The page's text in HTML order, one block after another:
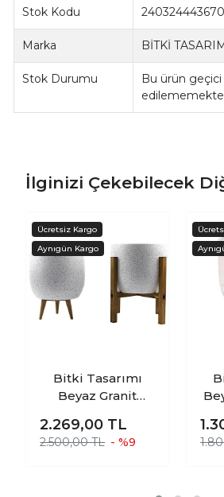
Stok Kodu
Marka BİTKİ
Stok Durumu
Bu ürün
İlginizi Çekebilecek
Bitki Tasarımı
Beyaz Granit
Saksılık Salon
Çiçeklik İkili Set 3
2.269,00 TL
2.500,00 TL - %9